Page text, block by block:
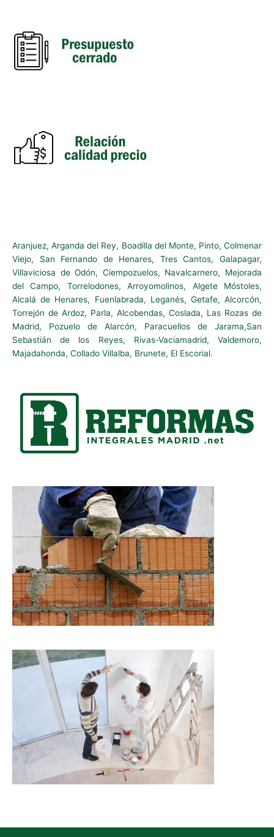
Aranjuez, Arganda del Rey, Boadilla del Monte, Pinto, Colmenar
Viejo, San Fernando de Henares, Tres Cantos, Galapagar,
Villaviciosa de Odón, Ciempozuelos, Navalcarnero, Mejorada
del Campo, Torrelodones, Arroyomolinos, Algete Móstoles,
Alcalá de Henares, Fuenlabrada, Leganés, Getafe, Alcorcón,
Torrejón de Ardoz, Parla, Alcobendas, Coslada, Las Rozas de
Madrid, Pozuelo de Alarcón, Paracuellos de Jarama,San
Sebastián de los Reyes, Rivas-Vaciamadrid, Valdemoro,
Majadahonda, Collado Villalba, Brunete, El Escorial.